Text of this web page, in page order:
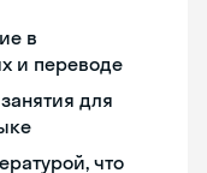
в
и переводе
для
что